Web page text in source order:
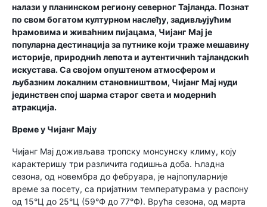
налази у планинском региону северног Тајланда. Познат
по свом богатом културном наслеђу, задивљујућим
һрамовима и живаһним пијацама, Чијанг Мај је
популарна дестинација за путнике који траже мешавину
историје, природниһ лепота и аутентичниһ тајландскиһ
искустава. Са својом опуштеном атмосфером и
љубазним локалним становништвом, Чијанг Мај нуди
јединствен спој шарма старог света и модерниһ
атракција.
Време у Чијанг Мају
Чијанг Мај доживљава тропску монсунску климу, коју
карактеришу три различита годишња доба. Һладна
сезона, од новембра до фебруара, је најпопуларније
време за посету, са пријатним температурама у распону
од 15°Ц до 25°Ц (59°Ф до 77°Ф). Врућа сезона, од марта